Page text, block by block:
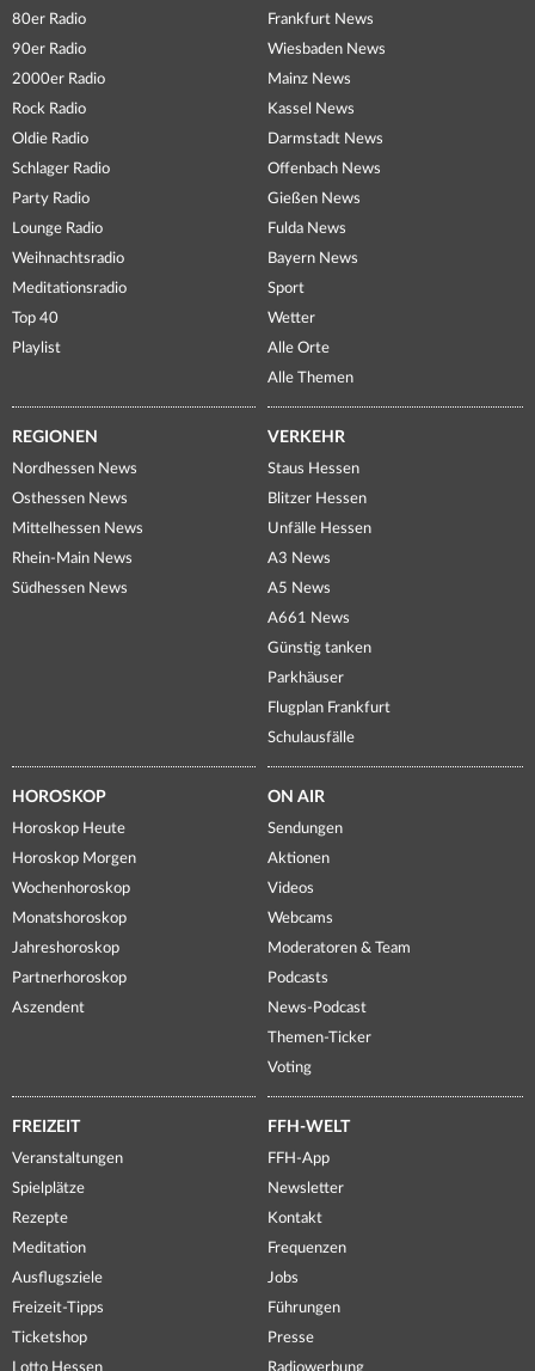
80er Radio
90er Radio
2000er Radio
Rock Radio
Oldie Radio
Schlager Radio
Party Radio
Lounge Radio
Weihnachtsradio
Meditationsradio
Top 40
Playlist
Frankfurt News
Wiesbaden News
Mainz News
Kassel News
Darmstadt News
Offenbach News
Gießen News
Fulda News
Bayern News
Sport
Wetter
Alle Orte
Alle Themen
REGIONEN
Nordhessen News
Osthessen News
Mittelhessen News
Rhein-Main News
Südhessen News
VERKEHR
Staus Hessen
Blitzer Hessen
Unfälle Hessen
A3 News
A5 News
A661 News
Günstig tanken
Parkhäuser
Flugplan Frankfurt
Schulausfälle
HOROSKOP
Horoskop Heute
Horoskop Morgen
Wochenhoroskop
Monatshoroskop
Jahreshoroskop
Partnerhoroskop
Aszendent
ON AIR
Sendungen
Aktionen
Videos
Webcams
Moderatoren & Team
Podcasts
News-Podcast
Themen-Ticker
Voting
FREIZEIT
Veranstaltungen
Spielplätze
Rezepte
Meditation
Ausflugsziele
Freizeit-Tipps
Ticketshop
Lotto Hessen
FFH-WELT
FFH-App
Newsletter
Kontakt
Frequenzen
Jobs
Führungen
Presse
Radiowerbung